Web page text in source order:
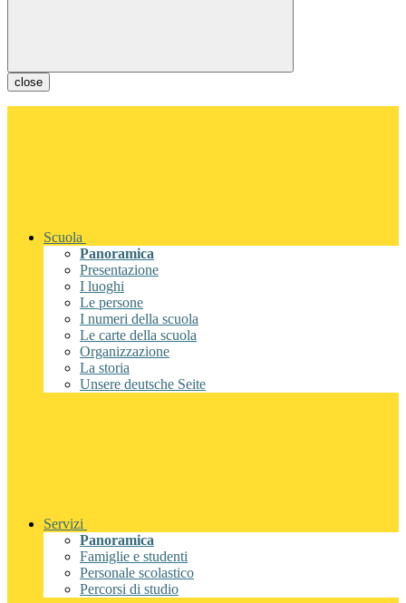
close
Scuola
Panoramica
Presentazione
I luoghi
Le persone
I numeri della scuola
Le carte della scuola
Organizzazione
La storia
Unsere deutsche Seite
Servizi
Panoramica
Famiglie e studenti
Personale scolastico
Percorsi di studio